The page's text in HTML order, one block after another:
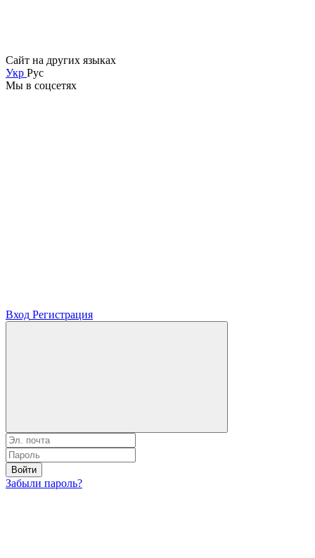
Сайт на других языках
Укр Рус
Мы в соцсетях
Вход Регистрация
Войти
Забыли пароль?